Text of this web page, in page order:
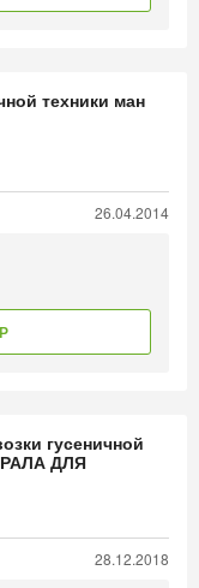
техники ман
26.04.2014
гусеничной
ДЛЯ
28.12.2018